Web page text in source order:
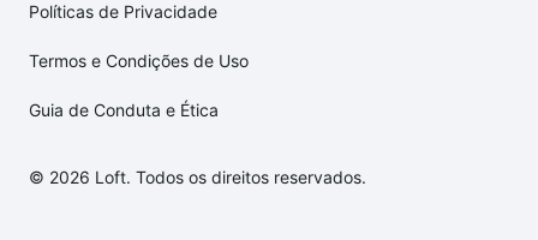
Políticas de Privacidade
Termos e Condições de Uso
Guia de Conduta e Ética
© 2026 Loft. Todos os direitos reservados.